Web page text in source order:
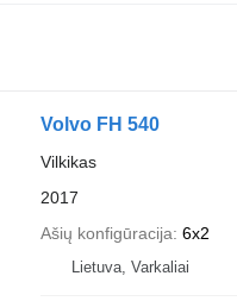
Volvo FH 540
Vilkikas
2017
Ašių konfigūracija 6x2
Lietuva, Varkaliai